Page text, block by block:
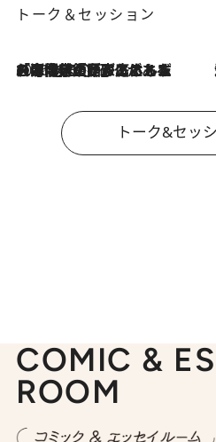
トーク＆セッション
2026.8.3
「今後値上げがあるとすれば…」「リスクがあるのは今年の冬」エネルギー専門家が語る、ホルムズ海峡封鎖が家庭にもたらす“ある心配”
トーク&セッ
COMIC &
ROOM